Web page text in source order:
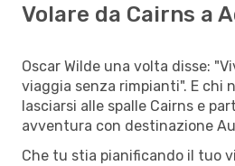
Volare da Cairns a
Oscar Wilde una volta disse:
viaggia senza rimpianti". E chi
lasciarsi alle spalle Cairns e
avventura con destinazione
Che tu stia pianificando il tuo